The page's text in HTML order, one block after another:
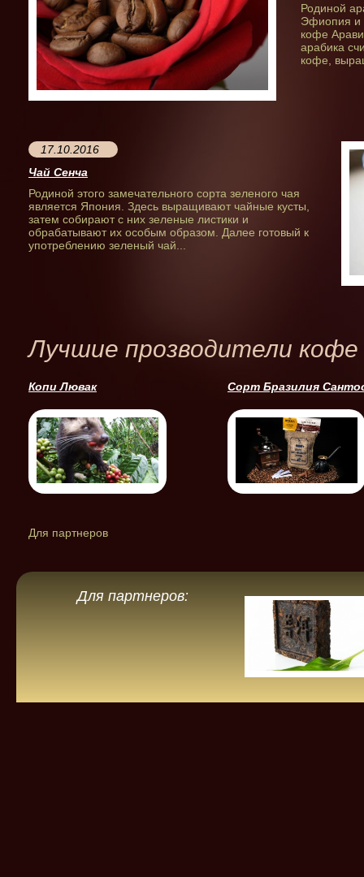
Родиной
Эфиопия и
кофе
арабика
кофе,
17.10.2016
Чай Сенча
Родиной этого замечательного сорта зеленого чая
является Япония. Здесь выращивают чайные кусты,
затем собирают с них зеленые листики и
обрабатывают их особым образом. Далее готовый к
употреблению зеленый чай...
Лучшие прозводители кофе
Копи Лювак Сорт Бразилия
Для партнеров
Для партнеров: